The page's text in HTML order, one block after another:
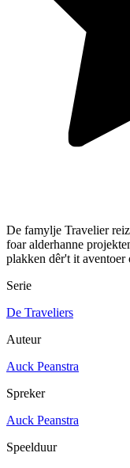
De famylje Travelier
foar alderhanne
plakken dêr't it
Serie
De Traveliers
Auteur
Auck Peanstra
Spreker
Auck Peanstra
Speelduur